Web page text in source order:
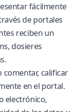
fácilmente
deportales
reciben un
dosieres
comentar, calificar
en el portal.
electrónico,